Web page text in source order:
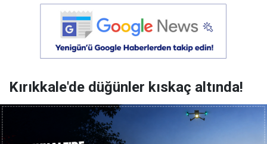
Kırıkkale'de düğünler kıskaç altında!